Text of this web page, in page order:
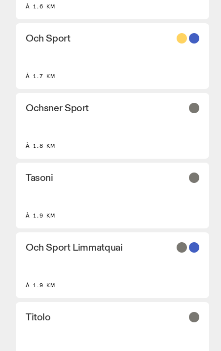
À 1.6 KM
Och Sport
À 1.7 KM
Ochsner Sport
À 1.8 KM
Tasoni
À 1.9 KM
Och Sport Limmatquai
À 1.9 KM
Titolo